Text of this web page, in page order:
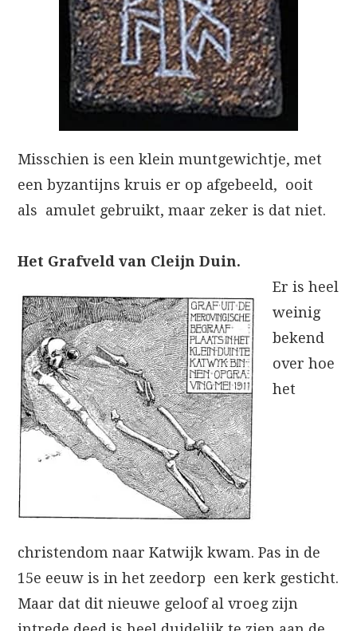
Misschien is een klein muntgewichtje, met
een byzantijns kruis er op afgebeeld, ooit
als amulet gebruikt, maar zeker is dat niet.
Het Grafveld van Cleijn Duin.
Er is heel
weinig
bekend
over hoe
het
christendom naar Katwijk kwam. Pas in de
15e eeuw is in het zeedorp een kerk gesticht.
Maar dat dit nieuwe geloof al vroeg zijn